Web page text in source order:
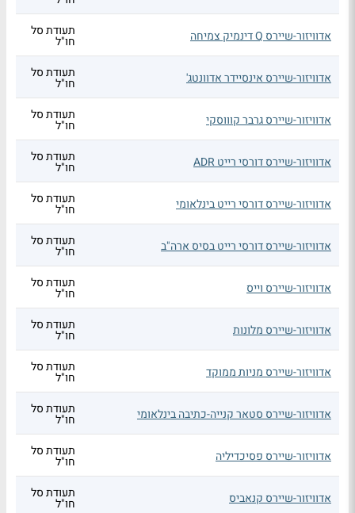
אדוויזור-שיירס Q דינמיק צמיחה תעודת סל
חו"ל
אדוויזור-שיירס אינסיידר אדוונטג' תעודת סל
חו"ל
אדוויזור-שיירס גרבר קוווסקי תעודת סל
חו"ל
אדוויזור-שיירס דורסי רייט ADR תעודת סל
חו"ל
אדוויזור-שיירס דורסי רייט בינלאומי תעודת סל
חו"ל
אדוויזור-שיירס דורסי רייט בסיס ארה"ב תעודת סל
חו"ל
אדוויזור-שיירס וייס תעודת סל
חו"ל
אדוויזור-שיירס מלונות תעודת סל
חו"ל
אדוויזור-שיירס מניות ממוקד תעודת סל
חו"ל
אדוויזור-שיירס סטאר קנייה-כתיבה בינלאומי תעודת סל
חו"ל
אדוויזור-שיירס פסיכדיליה תעודת סל
חו"ל
אדוויזור-שיירס קנאביס תעודת סל
חו"ל